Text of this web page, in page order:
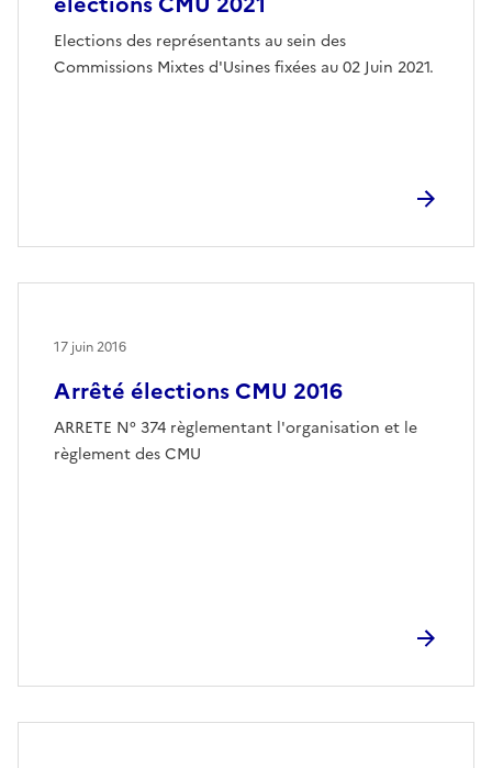
Elections des représentants au sein des
Commissions Mixtes d'Usines fixées au 02 Juin 2021.
Arrêté élections CMU 2016
ARRETE N° 374 règlementant l'organisation et le
règlement des CMU
17 juin 2016